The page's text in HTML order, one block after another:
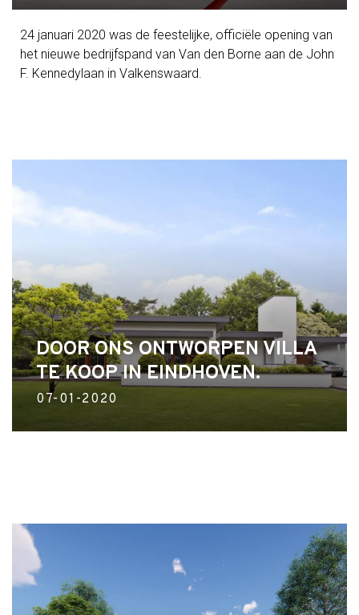
24 januari 2020 was de feestelijke, officiële opening van
het nieuwe bedrijfspand van Van den Borne aan de John
F. Kennedylaan in Valkenswaard.
DOOR ONS ONTWORPEN VILLA
TE KOOP IN EINDHOVEN.
07-01-2020